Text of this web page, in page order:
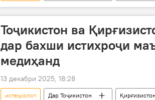
Раҷаббой Аҳмадзода
Тоҷикистон ва
дар бахши истихроҷи
медиҳанд
13 декабри 2025, 18:28
истеҳсолот Дар Тоҷикистон Қирғизистон